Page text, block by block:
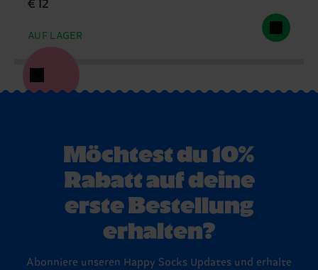
€ 12
AUF LAGER
Möchtest du 10%
Rabatt auf deine
erste Bestellung
erhalten?
Abonniere unseren Happy Socks Updates und erhalte